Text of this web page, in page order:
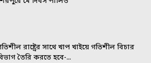
রাষ্ট্রের সাথে খাপ খাইয়ে গতিশীল বিচার
তৈরি করতে হবে-...